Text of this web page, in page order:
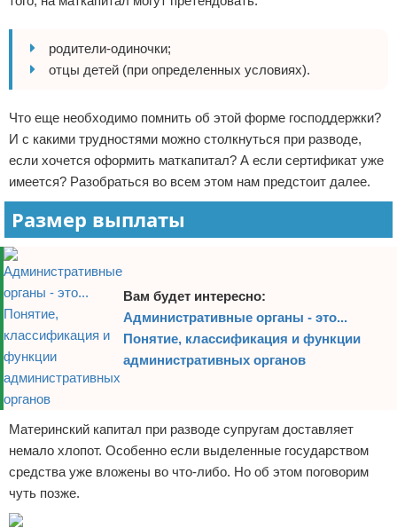
родители-одиночки;
отцы детей (при определенных условиях).
Что еще необходимо помнить об этой форме господдержки?
И с какими трудностями можно столкнуться при разводе,
если хочется оформить маткапитал? А если сертификат уже
имеется? Разобраться во всем этом нам предстоит далее.
Размер выплаты
Вам будет интересно:
Административные органы - это...
Понятие, классификация и функции
административных органов
Материнский капитал при разводе супругам доставляет
немало хлопот. Особенно если выделенные государством
средства уже вложены во что-либо. Но об этом поговорим
чуть позже.